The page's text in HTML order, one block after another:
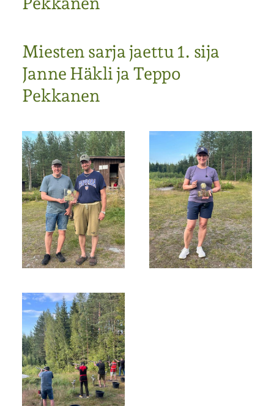
Miesten sarja jaettu 1. sija
Janne Häkli ja Teppo
Pekkanen